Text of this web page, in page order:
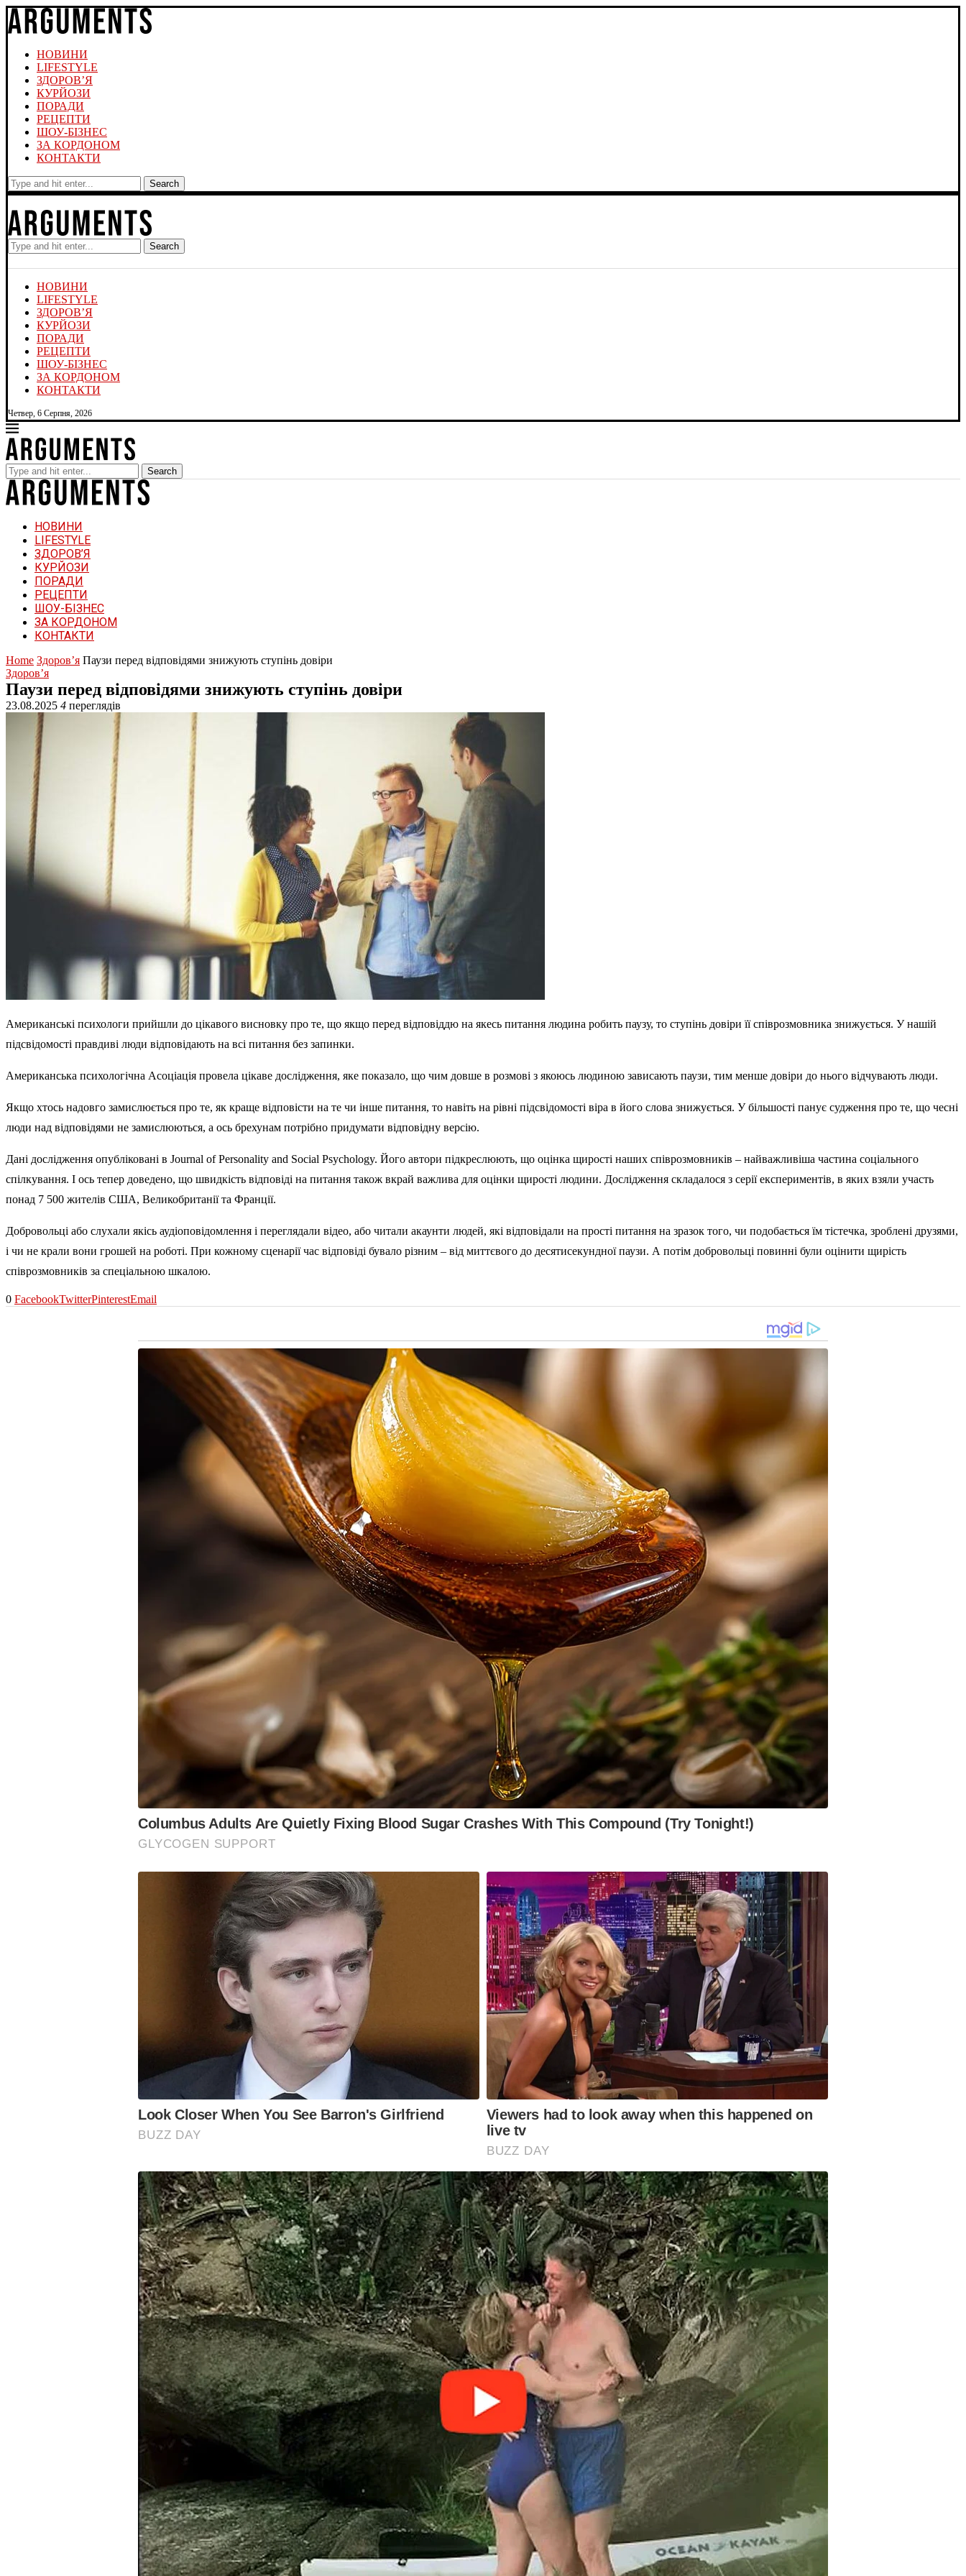
НОВИНИ
LIFESTYLE
ЗДОРОВ’Я
КУРЙОЗИ
ПОРАДИ
РЕЦЕПТИ
ШОУ-БІЗНЕС
ЗА КОРДОНОМ
КОНТАКТИ
Search
Search
НОВИНИ
LIFESTYLE
ЗДОРОВ’Я
КУРЙОЗИ
ПОРАДИ
РЕЦЕПТИ
ШОУ-БІЗНЕС
ЗА КОРДОНОМ
КОНТАКТИ
Четвер, 6 Серпня, 2026
Search
НОВИНИ
LIFESTYLE
ЗДОРОВ’Я
КУРЙОЗИ
ПОРАДИ
РЕЦЕПТИ
ШОУ-БІЗНЕС
ЗА КОРДОНОМ
КОНТАКТИ
Home Здоров’я Паузи перед відповідями знижують ступінь довіри
Здоров’я
Паузи перед відповідями знижують ступінь довіри
23.08.2025 4 переглядів
Американські психологи прийшли до цікавого висновку про те, що якщо перед відповіддю на якесь питання людина робить паузу, то ступінь довіри її співрозмовника знижується. У нашій
підсвідомості правдиві люди відповідають на всі питання без запинки.
Американська психологічна Асоціація провела цікаве дослідження, яке показало, що чим довше в розмові з якоюсь людиною зависають паузи, тим менше довіри до нього відчувають люди.
Якщо хтось надовго замислюється про те, як краще відповісти на те чи інше питання, то навіть на рівні підсвідомості віра в його слова знижується. У більшості панує судження про те, що чесні
люди над відповідями не замислюються, а ось брехунам потрібно придумати відповідну версію.
Дані дослідження опубліковані в Journal of Personality and Social Psychology. Його автори підкреслюють, що оцінка щирості наших співрозмовників – найважливіша частина соціального
спілкування. І ось тепер доведено, що швидкість відповіді на питання також вкрай важлива для оцінки щирості людини. Дослідження складалося з серії експериментів, в яких взяли участь
понад 7 500 жителів США, Великобританії та Франції.
Добровольці або слухали якісь аудіоповідомлення і переглядали відео, або читали акаунти людей, які відповідали на прості питання на зразок того, чи подобається їм тістечка, зроблені друзями,
і чи не крали вони грошей на роботі. При кожному сценарії час відповіді бувало різним – від миттєвого до десятисекундної паузи. А потім добровольці повинні були оцінити щирість
співрозмовників за спеціальною шкалою.
0 FacebookTwitterPinterestEmail